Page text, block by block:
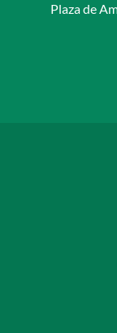
Plaza de